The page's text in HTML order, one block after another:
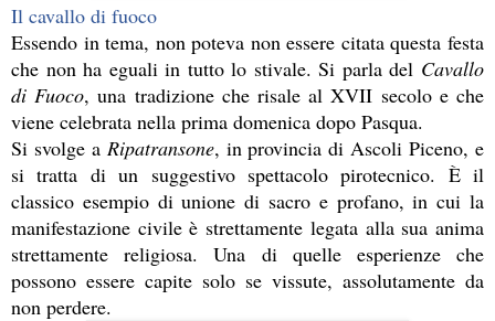
Il cavallo di fuoco
Essendo in tema, non poteva non essere citata questa festa
che non ha eguali in tutto lo stivale. Si parla del Cavallo
di Fuoco, una tradizione che risale al XVII secolo e che
viene celebrata nella prima domenica dopo Pasqua.
Si svolge a Ripatransone, in provincia di Ascoli Piceno, e
si tratta di un suggestivo spettacolo pirotecnico. È il
classico esempio di unione di sacro e profano, in cui la
manifestazione civile è strettamente legata alla sua anima
strettamente religiosa. Una di quelle esperienze che
possono essere capite solo se vissute, assolutamente da
non perdere.